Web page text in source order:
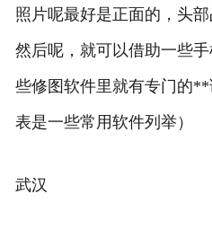
照片呢最好是正面的，头部
然后呢，就可以借助一些
些修图软件里就有专门的
表是一些常用软件列举）
武汉